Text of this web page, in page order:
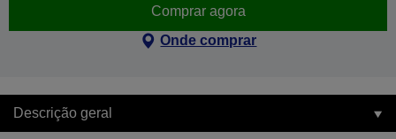
Comprar agora
Onde comprar
Descrição geral